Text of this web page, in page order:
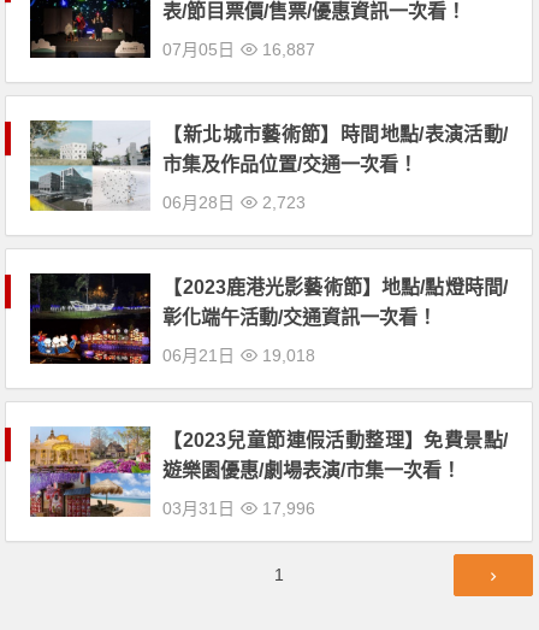
表/節目票價/售票/優惠資訊一次看！
07月05日 16,887
【新北城市藝術節】時間地點/表演活動/
市集及作品位置/交通一次看！
06月28日 2,723
【2023鹿港光影藝術節】地點/點燈時間/
彰化端午活動/交通資訊一次看！
06月21日 19,018
【2023兒童節連假活動整理】免費景點/
遊樂園優惠/劇場表演/市集一次看！
03月31日 17,996
1